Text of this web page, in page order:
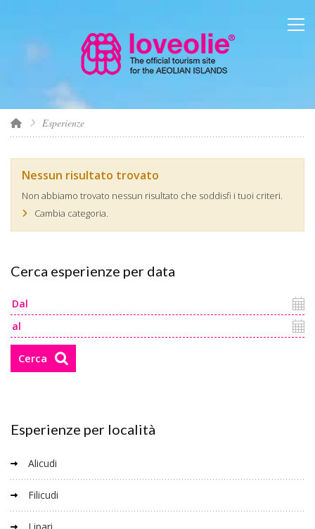
Esperienze
Nessun risultato trovato
Non abbiamo trovato nessun risultato che soddisfi i tuoi criteri.
Cambia categoria.
Cerca esperienze per data
Cerca
Esperienze per località
Alicudi
Filicudi